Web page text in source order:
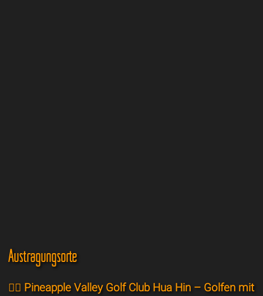
Austragungsorte
🏌️‍♂️ Pineapple Valley Golf Club Hua Hin – Golfen mit